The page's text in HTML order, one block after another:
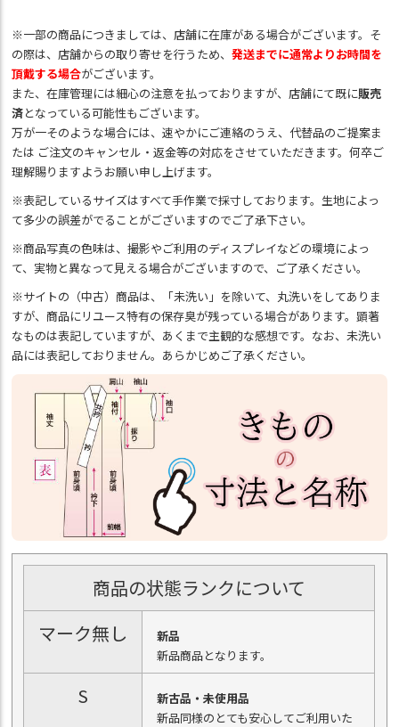
※一部の商品につきましては、店舗に在庫がある場合がございます。そ
の際は、店舗からの取り寄せを行うため、発送までに通常よりお時間を
頂戴する場合がございます。
また、在庫管理には細心の注意を払っておりますが、店舗にて既に販売
済となっている可能性もございます。
万が一そのような場合には、速やかにご連絡のうえ、代替品のご提案ま
たは ご注文のキャンセル・返金等の対応をさせていただきます。何卒ご
理解賜りますようお願い申し上げます。
※表記しているサイズはすべて手作業で採寸しております。生地によっ
て多少の誤差がでることがございますのでご了承下さい。
※商品写真の色味は、撮影やご利用のディスプレイなどの環境によっ
て、実物と異なって見える場合がございますので、ご了承ください。
※サイトの（中古）商品は、「未洗い」を除いて、丸洗いをしてありま
すが、商品にリユース特有の保存臭が残っている場合があります。顕著
なものは表記していますが、あくまで主観的な感想です。なお、未洗い
品には表記しておりません。あらかじめご了承ください。
商品の状態ランクについて
マーク無し
新品
新品商品となります。
S
新古品・未使用品
新品同様のとても安心してご利用いた